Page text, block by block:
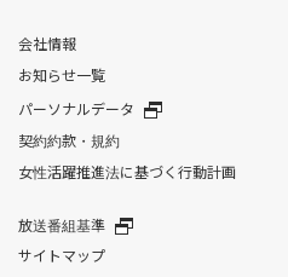
会社情報
お知らせ一覧
パーソナルデータ
契約約款・規約
女性活躍推進法に基づく行動計画
放送番組基準
サイトマップ